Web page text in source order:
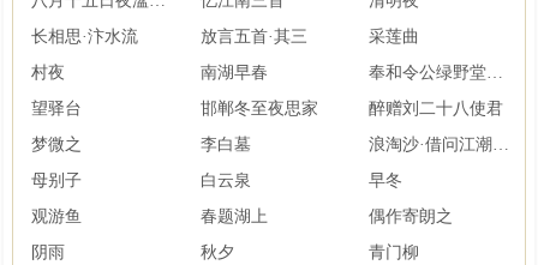
长相思·汴水流
放言五首·其三
采莲曲
村夜
南湖早春
奉和令公绿野堂种花
望驿台
邯郸冬至夜思家
醉赠刘二十八使君
梦微之
李白墓
浪淘沙·借问江潮与海水
母别子
白云泉
早冬
观游鱼
春题湖上
偶作寄朗之
阴雨
秋夕
青门柳